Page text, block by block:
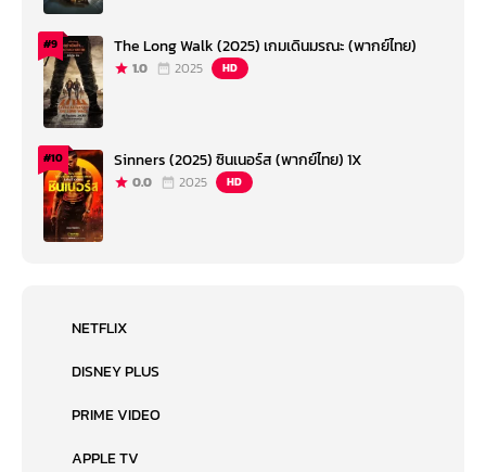
#9 The Long Walk (2025) เกมเดินมรณะ (พากย์ไทย)
1.0 2025 HD
#10 Sinners (2025) ซินเนอร์ส (พากย์ไทย) 1X
0.0 2025 HD
NETFLIX
DISNEY PLUS
PRIME VIDEO
APPLE TV